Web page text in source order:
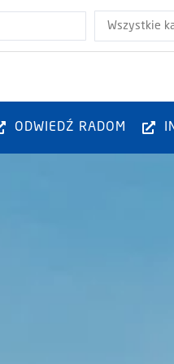
Wszystkie
ODWIEDŹ RADOM